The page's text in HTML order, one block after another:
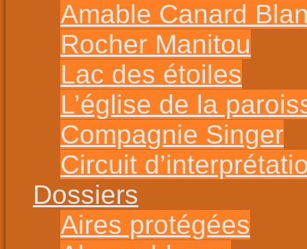
Amable Canard
Rocher Manitou
Lac des étoiles
L’église de la
Compagnie Singer
Circuit
Dossiers
Aires protégées